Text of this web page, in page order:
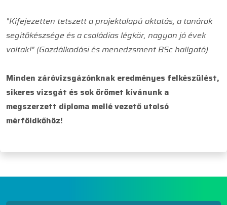
"Kifejezetten tetszett a projektalapú oktatás, a tanárok
segítőkészsége és a családias légkör, nagyon jó évek
voltak!" (Gazdálkodási és menedzsment BSc hallgató)
Minden záróvizsgázónknak eredményes felkészülést,
sikeres vizsgát és sok örömet kívánunk a
megszerzett diploma mellé vezető utolsó
mérföldkőhöz!